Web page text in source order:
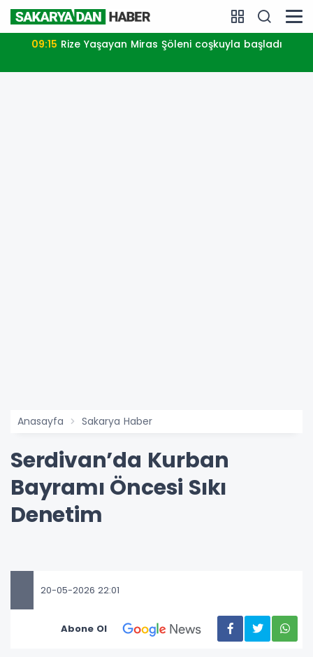
09:15 Rize Yaşayan Miras Şöleni coşkuyla başladı
Anasayfa Sakarya Haber
Serdivan’da Kurban
Bayramı Öncesi Sıkı
Denetim
20-05-2026 22:01
Abone Ol